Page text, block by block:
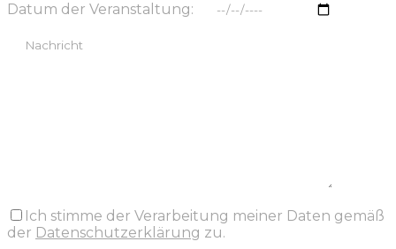
Datum der Veranstaltung:
Ich stimme der Verarbeitung meiner Daten gemäß
der Datenschutzerklärung zu.